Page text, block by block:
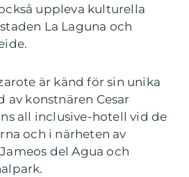
uppleva kulturella
La Laguna och
är känd för sin unika
av konstnären Cesar
all inclusive-hotell vid de
och i närheten av
del Agua och